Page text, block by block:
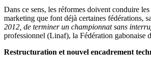
Dans ce sens, les réformes doivent conduire
marketing que font déjà certaines fédérations,
2012, de terminer un championnat sans
professionnel (Linaf), la Fédération gabonaise
Restructuration et nouvel encadrement